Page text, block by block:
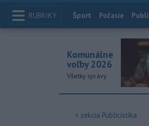
RUBRIKY Index
Šport Počasie
Komunálne
voľby 2026
Všetky správy
< sekcia Publicistika